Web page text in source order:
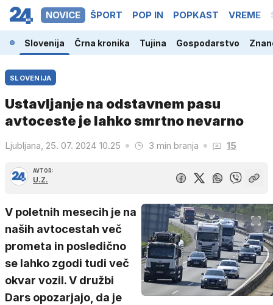
NOVICE ŠPORT POP IN POPKAST VREME
Slovenija Črna kronika Tujina Gospodarstvo
SLOVENIJA
Ustavljanje na odstavnem pasu
avtoceste je lahko smrtno nevarno
Ljubljana, 25. 07. 2024 10.25 3 min branja 15
AVTOR:
U.Z.
V poletnih mesecih je na
naših avtocestah več
prometa in posledično
se lahko zgodi tudi več
okvar vozil. V družbi
Dars opozarjajo, da je